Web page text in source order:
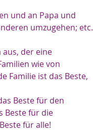
und an Papa und
umzugehen; etc.
der eine
wie von
Familie ist das Beste,
Beste für den
Beste für die
für alle!